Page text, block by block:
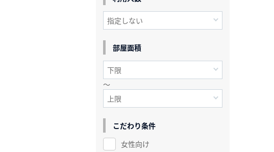
部屋面積
～
こだわり条件
女性向け